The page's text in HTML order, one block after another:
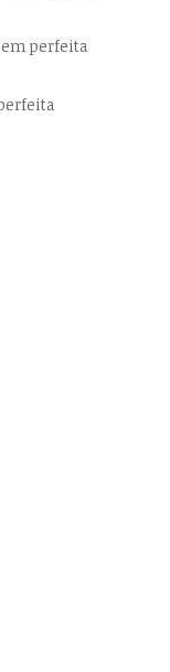
perfeita